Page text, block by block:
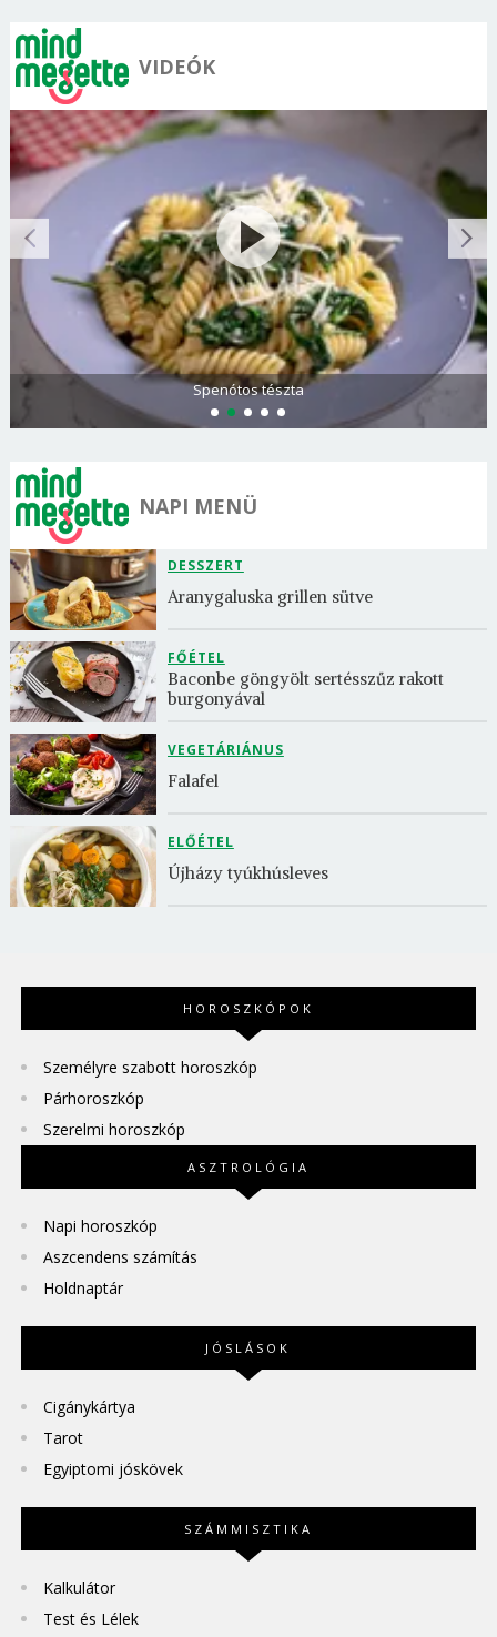
VIDEÓK
Görögdinnye-limonádé
NAPI MENÜ
DESSZERT
Aranygaluska grillen sütve
FŐÉTEL
Baconbe göngyölt sertésszűz rakott
burgonyával
VEGETÁRIÁNUS
Falafel
ELŐÉTEL
Újházy tyúkhúsleves
HOROSZKÓPOK
Személyre szabott horoszkóp
Párhoroszkóp
Szerelmi horoszkóp
ASZTROLÓGIA
Napi horoszkóp
Aszcendens számítás
Holdnaptár
JÓSLÁSOK
Cigánykártya
Tarot
Egyiptomi jóskövek
SZÁMMISZTIKA
Kalkulátor
Test és Lélek